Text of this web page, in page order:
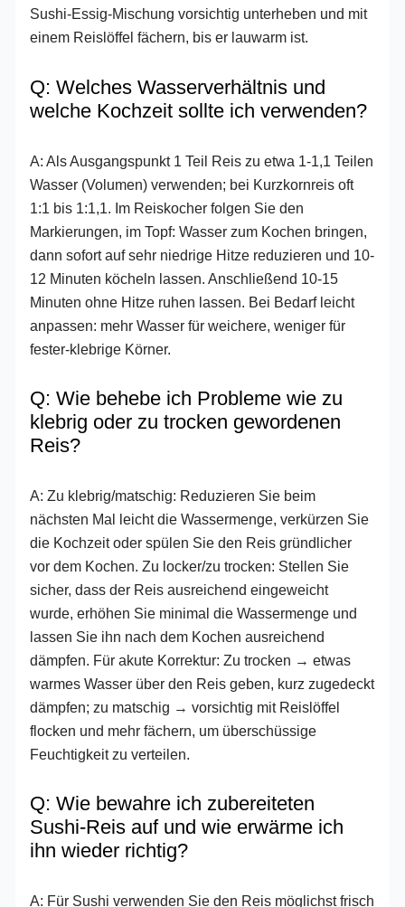
Sushi-Essig-Mischung vorsichtig unterheben und mit
einem Reislöffel fächern, bis er lauwarm ist.
Q: Welches Wasserverhältnis und
welche Kochzeit sollte ich verwenden?
A: Als Ausgangspunkt 1 Teil Reis zu etwa 1-1,1 Teilen
Wasser (Volumen) verwenden; bei Kurz­kornreis oft
1:1 bis 1:1,1. Im Reiskocher folgen Sie den
Markierungen, im Topf: Wasser zum Kochen bringen,
dann sofort auf sehr niedrige Hitze reduzieren und 10-
12 Minuten köcheln lassen. Anschließend 10-15
Minuten ohne Hitze ruhen lassen. Bei Bedarf leicht
anpassen: mehr Wasser für weichere, weniger für
fester-klebrige Körner.
Q: Wie behebe ich Probleme wie zu
klebrig oder zu trocken gewordenen
Reis?
A: Zu klebrig/matschig: Reduzieren Sie beim
nächsten Mal leicht die Wassermenge, verkürzen Sie
die Kochzeit oder spülen Sie den Reis gründlicher
vor dem Kochen. Zu locker/zu trocken: Stellen Sie
sicher, dass der Reis ausreichend eingeweicht
wurde, erhöhen Sie minimal die Wassermenge und
lassen Sie ihn nach dem Kochen ausreichend
dämpfen. Für akute Korrektur: Zu trocken → etwas
warmes Wasser über den Reis geben, kurz zugedeckt
dämpfen; zu matschig → vorsichtig mit Reislöffel
flocken und mehr fächern, um überschüssige
Feuchtigkeit zu verteilen.
Q: Wie bewahre ich zubereiteten
Sushi-Reis auf und wie erwärme ich
ihn wieder richtig?
A: Für Sushi verwenden Sie den Reis möglichst frisch